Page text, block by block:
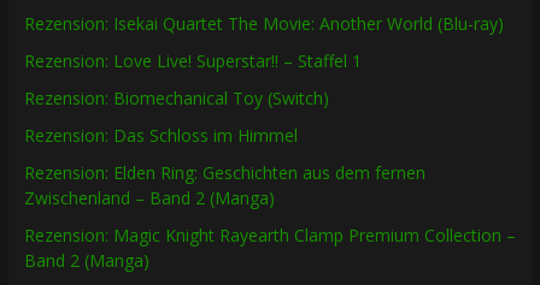
Rezension: Isekai Quartet The Movie: Another World (Blu-ray)
Rezension: Love Live! Superstar!! – Staffel 1
Rezension: Biomechanical Toy (Switch)
Rezension: Das Schloss im Himmel
Rezension: Elden Ring: Geschichten aus dem fernen
Zwischenland – Band 2 (Manga)
Rezension: Magic Knight Rayearth Clamp Premium Collection –
Band 2 (Manga)